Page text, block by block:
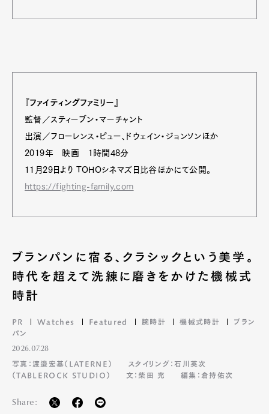
『ファイティングファミリー』
監督／スティーブン・マーチャント
出演／フローレンス・ピュー、ドウェイン・ジョンソンほか
2019年 映画 １時間48分
11月29日より TOHOシネマズ日比谷ほかにて公開。
https://fighting-family.com
ブランパンに宿る、クラシックという美学。
時代を超えて洗練に磨きをかけた機械式
時計
PR Watches Featured 腕時計 機械式時計
ブラン
パン
2026.07.28
写真：渡邉宏基（LATERNE）
スタイリング：石川英次
（TABLEROCK STUDIO）
文：柴田 充 編集：倉持佑次
Share: